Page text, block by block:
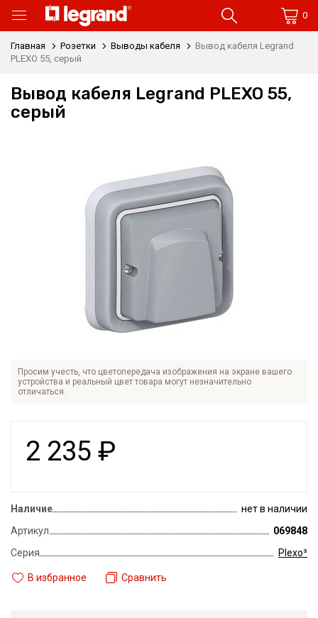
0
Главная Розетки Выводы кабеля
Вывод кабеля Legrand
PLEXO 55, серый
Вывод кабеля Legrand PLEXO 55,
серый
Просим учесть, что цветопередача изображения на экране вашего
устройства и реальный цвет товара могут незначительно
отличаться.
2 235 ₽
Наличие
нет в наличии
Артикул
069848
Серия
Plexo³
В избранное Сравнить